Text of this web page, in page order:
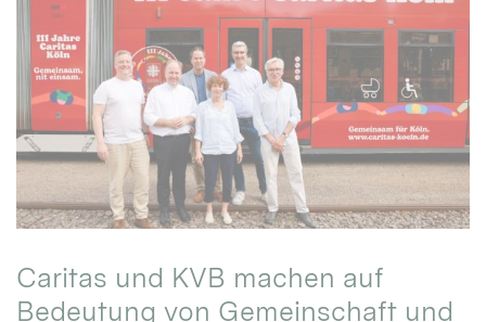
Caritas und KVB machen auf
Bedeutung von Gemeinschaft und